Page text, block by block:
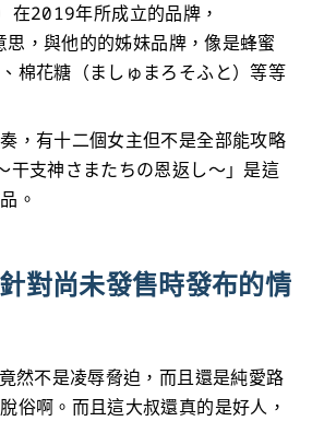
2019年所成立的品牌，
思，與他的的姊妹品牌，像是蜂蜜
、棉花糖（ましゅまろそふと）等等
，有十二個女主但不是全部能攻略
干支神さまたちの恩返し～」是這
。
對尚未發售時發布的情
然不是凌辱脅迫，而且還是純愛路
俗啊。而且這大叔還真的是好人，